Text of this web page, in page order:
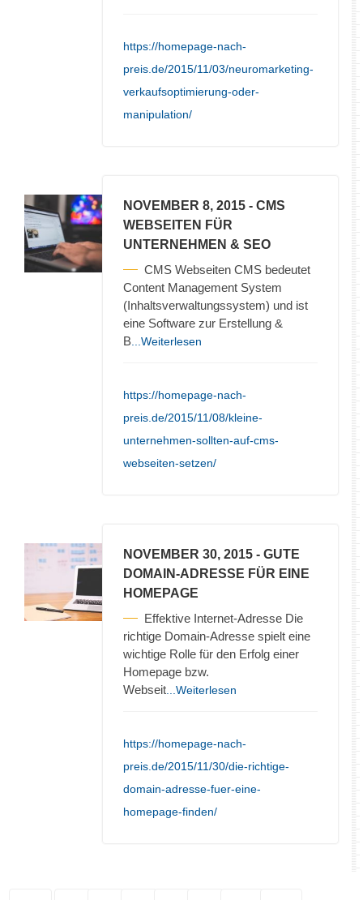
https://homepage-nach-
preis.de/2015/11/03/neuromarketing-
verkaufsoptimierung-oder-
manipulation/
NOVEMBER 8, 2015 - CMS
WEBSEITEN FÜR
UNTERNEHMEN & SEO
CMS Webseiten CMS bedeutet
Content Management System
(Inhaltsverwaltungssystem) und ist
eine Software zur Erstellung &
B ...Weiterlesen
https://homepage-nach-
preis.de/2015/11/08/kleine-
unternehmen-sollten-auf-cms-
webseiten-setzen/
NOVEMBER 30, 2015 - GUTE
DOMAIN-ADRESSE FÜR EINE
HOMEPAGE
Effektive Internet-Adresse Die
richtige Domain-Adresse spielt eine
wichtige Rolle für den Erfolg einer
Homepage bzw.
Webseit ...Weiterlesen
https://homepage-nach-
preis.de/2015/11/30/die-richtige-
domain-adresse-fuer-eine-
homepage-finden/